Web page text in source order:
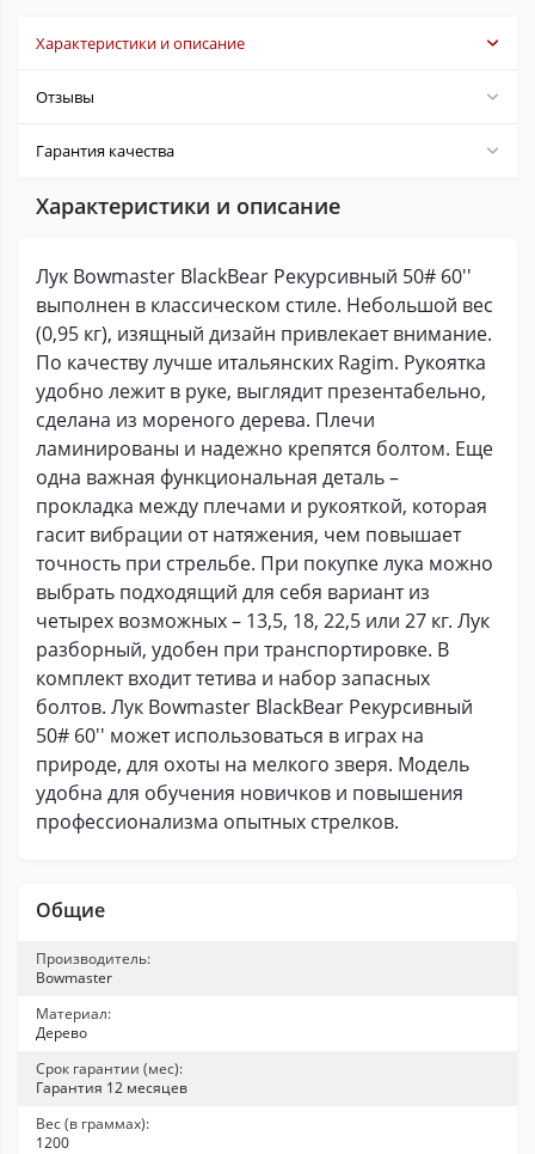
Характеристики и описание
Отзывы
Гарантия качества
Характеристики и описание
Лук Bowmaster BlackBear Рекурсивный 50# 60''
выполнен в классическом стиле. Небольшой вес
(0,95 кг), изящный дизайн привлекает внимание.
По качеству лучше итальянских Ragim. Рукоятка
удобно лежит в руке, выглядит презентабельно,
сделана из мореного дерева. Плечи
ламинированы и надежно крепятся болтом. Еще
одна важная функциональная деталь –
прокладка между плечами и рукояткой, которая
гасит вибрации от натяжения, чем повышает
точность при стрельбе. При покупке лука можно
выбрать подходящий для себя вариант из
четырех возможных – 13,5, 18, 22,5 или 27 кг. Лук
разборный, удобен при транспортировке. В
комплект входит тетива и набор запасных
болтов. Лук Bowmaster BlackBear Рекурсивный
50# 60'' может использоваться в играх на
природе, для охоты на мелкого зверя. Модель
удобна для обучения новичков и повышения
профессионализма опытных стрелков.
Общие
Производитель:
Bowmaster
Материал:
Дерево
Срок гарантии (мес):
Гарантия 12 месяцев
Вес (в граммах):
1200